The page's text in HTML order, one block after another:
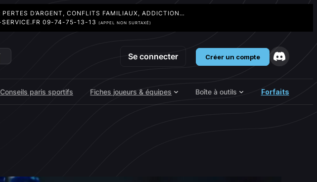
D’ARGENT, CONFLITS FAMILIAUX, ADDICTION…
09-74-75-13-13 (APPEL NON SURTAXÉ)
Se connecter Créer un compte
Conseils paris sportifs Fiches joueurs & équipes Boîte à outils Forfaits